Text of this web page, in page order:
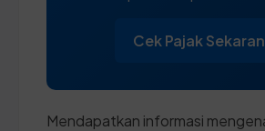
Cek Pajak
Mendapatkan informasi